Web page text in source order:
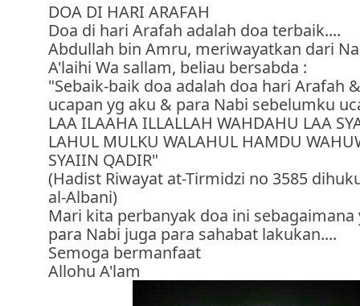
DOA DI HARI ARAFAH
Doa di hari Arafah adalah doa terbaik....
Abdullah bin Amru, meriwayatkan dari
A'laihi Wa sallam, beliau bersabda :
"Sebaik-baik doa adalah doa hari Arafah
ucapan yg aku & para Nabi sebelumku
LAA ILAAHA ILLALLAH WAHDAHU LAA
LAHUL MULKU WALAHUL HAMDU
SYAIIN QADIR"
(Hadist Riwayat at-Tirmidzi no 3585
al-Albani)
Mari kita perbanyak doa ini sebagaimana
para Nabi juga para sahabat lakukan....
Semoga bermanfaat
Allohu A'lam